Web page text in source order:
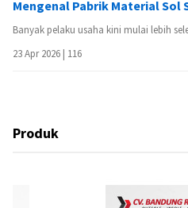
Mengenal Pabrik Material Sol
Banyak pelaku usaha kini mulai lebih
23 Apr 2026 | 116
Produk